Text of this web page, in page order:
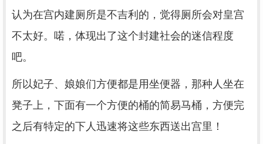
认为在宫内建厕所是不吉利的，觉得厕所会对皇宫
不太好。喏，体现出了这个封建社会的迷信程度
吧。
所以妃子、娘娘们方便都是用坐便器，那种人坐在
凳子上，下面有一个方便的桶的简易马桶，方便完
之后有特定的下人迅速将这些东西送出宫里！